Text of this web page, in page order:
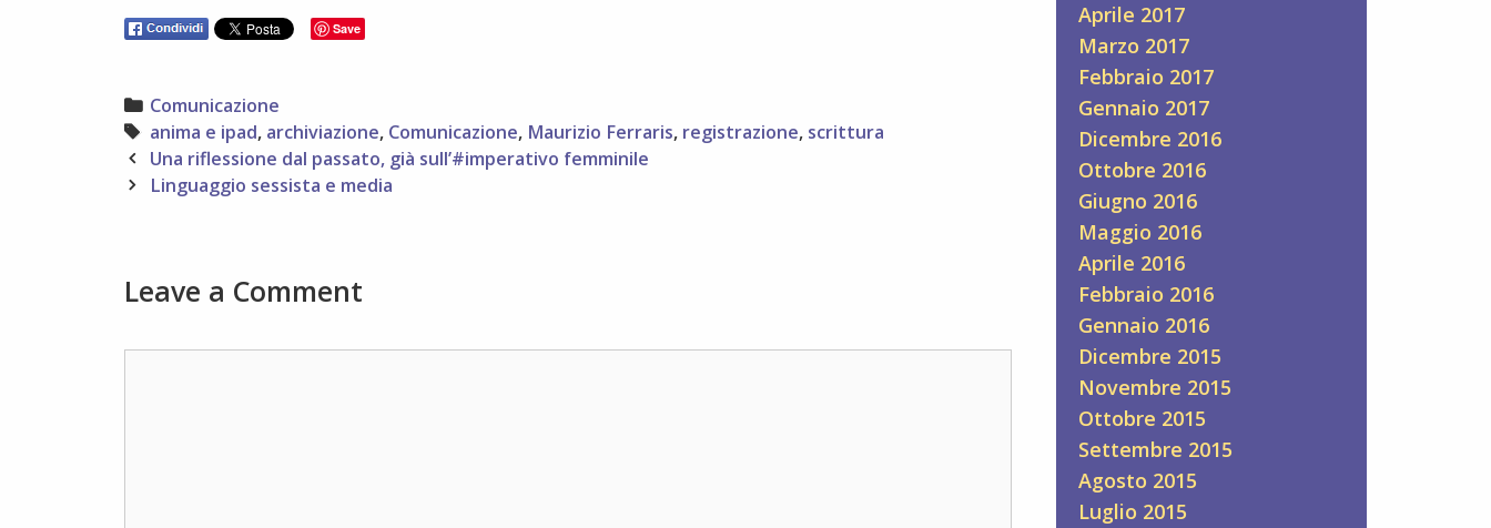
Save
Categories
Comunicazione
Tags
anima e ipad, archiviazione, Comunicazione, Maurizio Ferraris, registrazione, scrittura
Post
navigation
Una riflessione dal passato, già sull’#imperativo femminile
Linguaggio sessista e media
Leave a Comment
Aprile 2017
Marzo 2017
Febbraio 2017
Gennaio 2017
Dicembre 2016
Ottobre 2016
Giugno 2016
Maggio 2016
Aprile 2016
Febbraio 2016
Gennaio 2016
Dicembre 2015
Novembre 2015
Ottobre 2015
Settembre 2015
Agosto 2015
Luglio 2015